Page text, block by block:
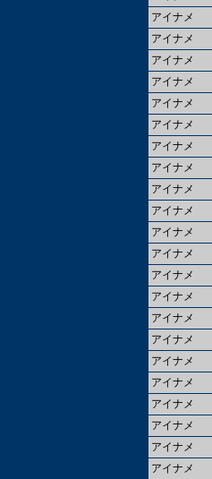
アイナメ
アイナメ
アイナメ
アイナメ
アイナメ
アイナメ
アイナメ
アイナメ
アイナメ
アイナメ
アイナメ
アイナメ
アイナメ
アイナメ
アイナメ
アイナメ
アイナメ
アイナメ
アイナメ
アイナメ
アイナメ
アイナメ